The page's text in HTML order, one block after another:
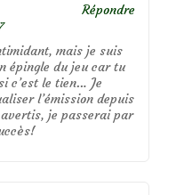
mais je suis
épingle du jeu car tu
c’est le tien… Je
l’émission depuis
je passerai par
Répondre